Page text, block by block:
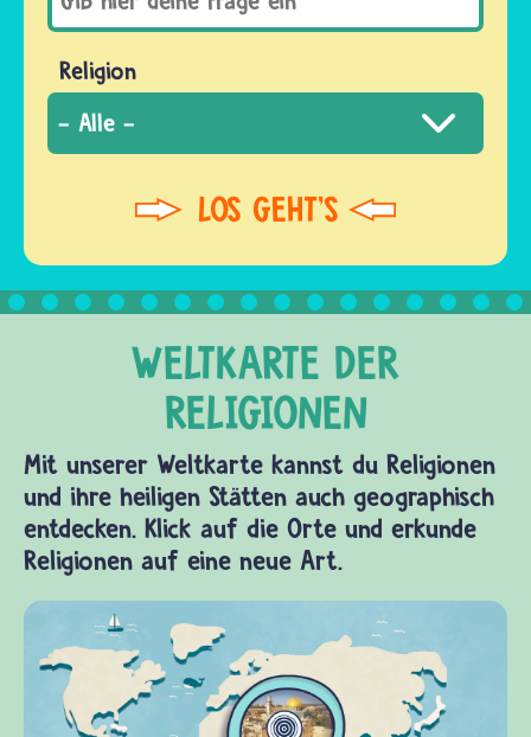
Religion
Mit unserer Weltkarte kannst du Religionen
und ihre heiligen Stätten auch geographisch
entdecken. Klick auf die Orte und erkunde
Religionen auf eine neue Art.